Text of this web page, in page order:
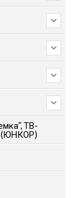
ТВ-
(ЮНКОР)